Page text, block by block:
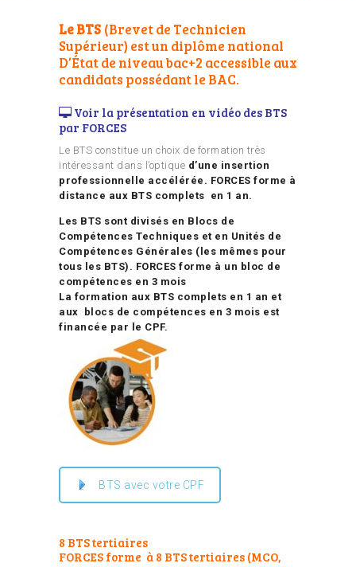
Le BTS (Brevet de Technicien
Supérieur) est un diplôme national
D’Étatde niveau bac+2 accessible aux
candidats possédant le BAC.
Voir la présentation en vidéo des BTS
par FORCES
Le BTS constitue un choix de formation très
intéressant dans l’optique d’une insertion
professionnelle accélérée. FORCES forme à
distance aux BTS complets en 1 an.
Les BTS sont divisés en Blocs de
Compétences Techniques et en Unités de
Compétences Générales (les mêmes pour
tous les BTS). FORCES forme à un bloc de
compétences en 3 mois
La formation aux BTS complets en 1 an et
aux blocs de compétences en 3 mois est
financée par le CPF.
BTS avec votre CPF
8 BTS tertiaires
FORCES forme à 8 BTS tertiaires (MCO,